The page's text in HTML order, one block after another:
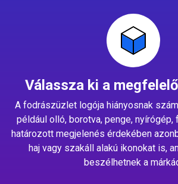
Válassza ki a
A fodrászüzlet logója hiányosnak
például olló, borotva, penge, nyírógép,
határozott megjelenés érdekében
haj vagy szakáll alakú ikonokat is,
beszélhetnek a